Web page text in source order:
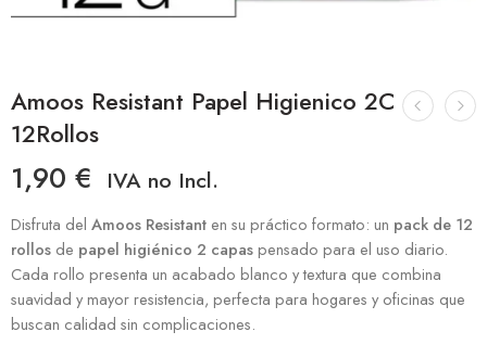
Amoos Resistant Papel Higienico 2C
12Rollos
1,90 € IVA no Incl.
Disfruta del Amoos Resistant en su práctico formato: un pack de 12
rollos de papel higiénico 2 capas pensado para el uso diario.
Cada rollo presenta un acabado blanco y textura que combina
suavidad y mayor resistencia, perfecta para hogares y oficinas que
buscan calidad sin complicaciones.